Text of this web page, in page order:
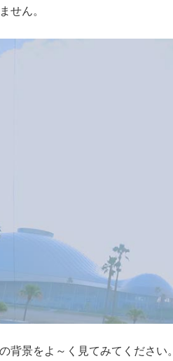
せん。
背景をよ～く見てみてください